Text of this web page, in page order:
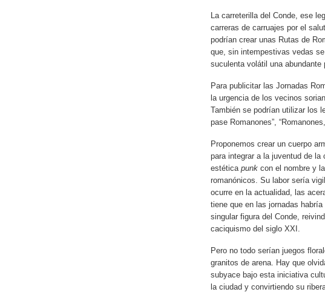
La carreterilla del Conde, ese
carreras de carruajes por el
podrían crear unas Rutas de
que, sin intempestivas vedas
suculenta volátil una
Para publicitar las Jornadas
la urgencia de los vecinos
También se podrían utilizar los
pase Romanones”,
Proponemos crear un cuerpo
para integrar a la juventud de
estética punk con el nombre y
romanónicos. Su labor sería
ocurre en la actualidad, las
tiene que en las jornadas
singular figura del Conde,
caciquismo del siglo XXI.
Pero no todo serían juegos
granitos de arena. Hay que
subyace bajo esta iniciativa
la ciudad y convirtiendo su